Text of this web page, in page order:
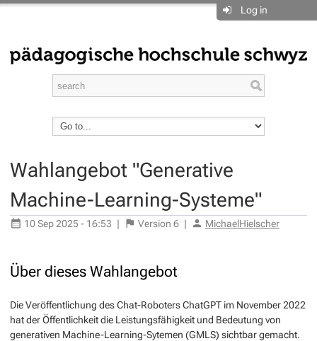
Log in
Wahlangebot "Generative
Machine-Learning-Systeme"
10 Sep 2025 - 16:53 | Version 6 | MichaelHielscher
Über dieses Wahlangebot
Die Veröffentlichung des Chat-Roboters ChatGPT im November 2022
hat der Öffentlichkeit die Leistungsfähigkeit und Bedeutung von
generativen Machine-Learning-Sytemen (GMLS) sichtbar gemacht.